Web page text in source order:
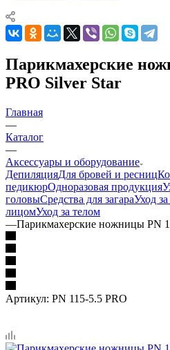
Парикмахерские
PRO Silver Star
Главная
—
Каталог
—
Аксессуары и оборудование
ДепиляцияДля бровей и ресниц
педикюрОдноразовая продукция
головыСредства для загараУход
лицомУход за телом
—Парикмахерские ножницы PN
Артикул: PN 115-5.5 PRO